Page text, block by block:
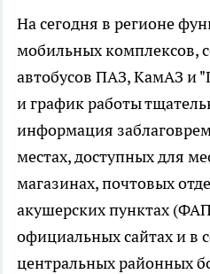
На сегодня в регионе
мобильных комплексов,
автобусов ПАЗ, КамАЗ и
и график работы
информация
местах, доступных для
магазинах, почтовых
акушерских пунктах
официальных сайтах и в
центральных районных